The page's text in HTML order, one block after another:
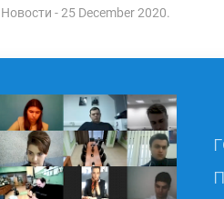
Новости - 25 December 2020.